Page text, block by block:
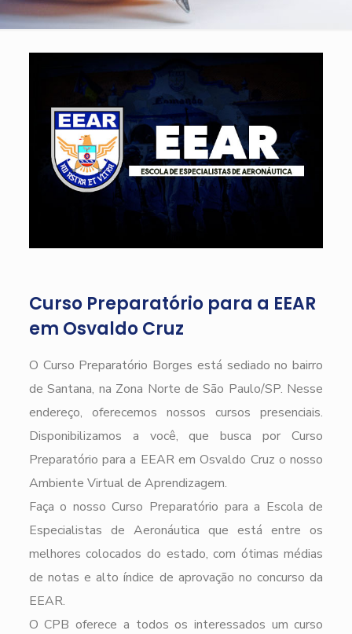
Curso Preparatório para a EEAR
em Osvaldo Cruz
O Curso Preparatório Borges está sediado no bairro
de Santana, na Zona Norte de São Paulo/SP. Nesse
endereço, oferecemos nossos cursos presenciais.
Disponibilizamos a você, que busca por Curso
Preparatório para a EEAR em Osvaldo Cruz o nosso
Ambiente Virtual de Aprendizagem.
Faça o nosso Curso Preparatório para a Escola de
Especialistas de Aeronáutica que está entre os
melhores colocados do estado, com ótimas médias
de notas e alto índice de aprovação no concurso da
EEAR.
O CPB oferece a todos os interessados um curso